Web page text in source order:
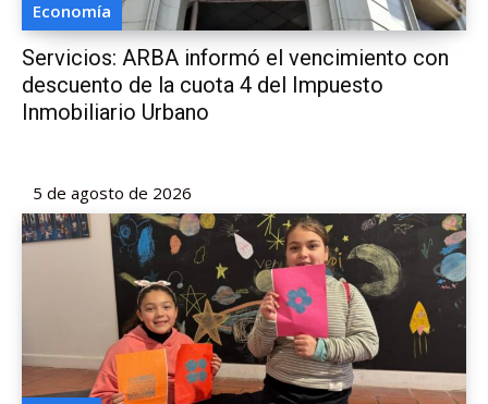
Economía
Servicios: ARBA informó el vencimiento con
descuento de la cuota 4 del Impuesto
Inmobiliario Urbano
5 de agosto de 2026